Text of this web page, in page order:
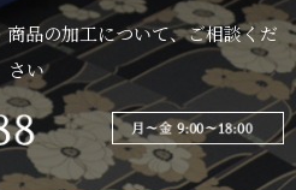
品の加工について、ご相談くだ
さい